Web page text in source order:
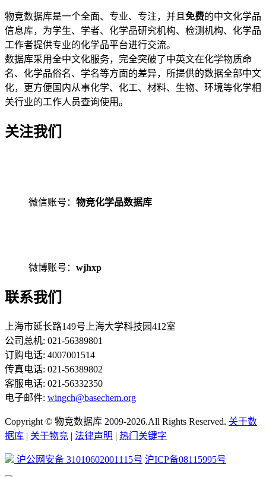
物竞数据库是一个全面、专业、专注，并且 免费的中文化学品
信息库，为学生、学者、化学品研究机构、检测机构、化学品
工作者提供专业的化学品平台进行交流。
数据库采用全中文化服务，完全突破了中英文在化学物质命
名、化学品俗名、学名等方面的差异，所提供的数据全部中文
化，更方便国内从事化学、化工、材料、生物、环境等化学相
关行业的工作人员查询使用。
关注我们
微信账号： 物竞化学品数据库
微博账号： wjhxp
联系我们
上海市延长路149号上海大学科技园412室
公司总机: 021-56389801
订购电话: 4007001514
传真电话: 021-56389802
客服电话: 021-56332350
电子邮件: wingch@basechem.org
Copyright © 物竞数据库 2009-2026.All Rights Reserved. 关于数
据库 | 关于物竞 | 法律声明 | 热门关键字
沪公网安备 31010602001115号 沪ICP备08115995号